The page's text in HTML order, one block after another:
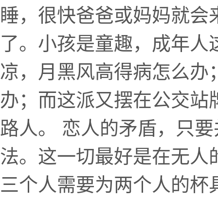
睡，很快爸爸或妈妈就
了。小孩是童趣，成年
凉，月黑风高得病怎么
办；而这派又摆在公交
路人。 恋人的矛盾，只
法。这一切最好是在无
三个人需要为两个人的杯